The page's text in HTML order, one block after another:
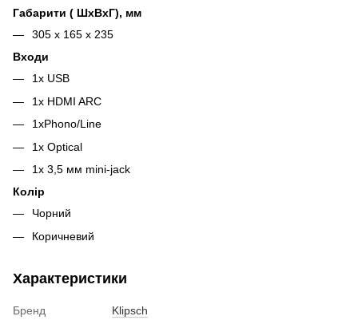
Габарити ( ШxВxГ), мм
305 х 165 х 235
Входи
1x USB
1x HDMI ARC
1xPhono/Line
1x Optical
1x 3,5 мм mini-jack
Колір
Чорний
Коричневий
Характеристики
Бренд
Klipsch